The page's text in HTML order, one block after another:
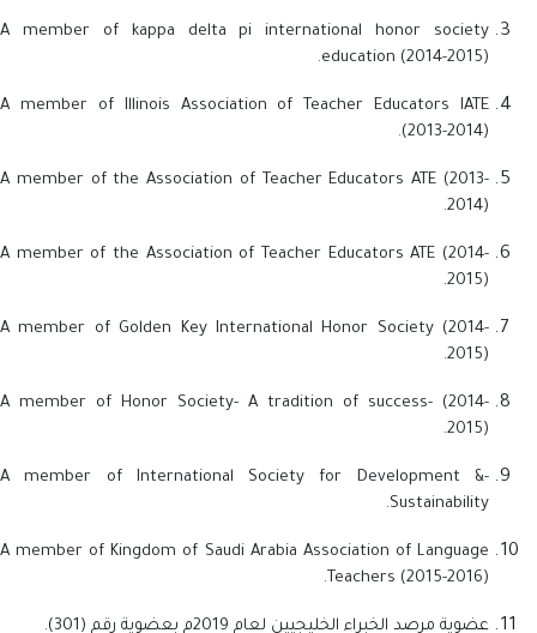
A member of kappa delta pi international honor society
education (2014-2015).
A member of Illinois Association of Teacher Educators IATE
(2013-2014).
A member of the Association of Teacher Educators ATE (2013-
2014).
A member of the Association of Teacher Educators ATE (2014-
2015).
A member of Golden Key International Honor Society (2014-
2015).
A member of Honor Society- A tradition of success- (2014-
2015).
-A member of International Society for Development &
Sustainability.
A member of Kingdom of Saudi Arabia Association of Language
Teachers (2015-2016).
عضوية مرصد الخبراء الخليجيين لعام 2019م بعضوية رقم (301).